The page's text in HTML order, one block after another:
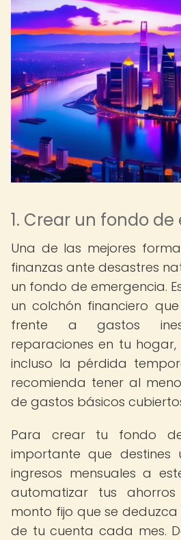
1. Crear un fondo
Una de las mejores
finanzas ante desastres
un fondo de emergencia.
un colchón financiero
frente a gastos
reparaciones en tu
incluso la pérdida
recomienda tener al
de gastos básicos
Para crear tu fondo
importante que
ingresos mensuales a
automatizar tus
monto fijo que se
de tu cuenta cada mes.